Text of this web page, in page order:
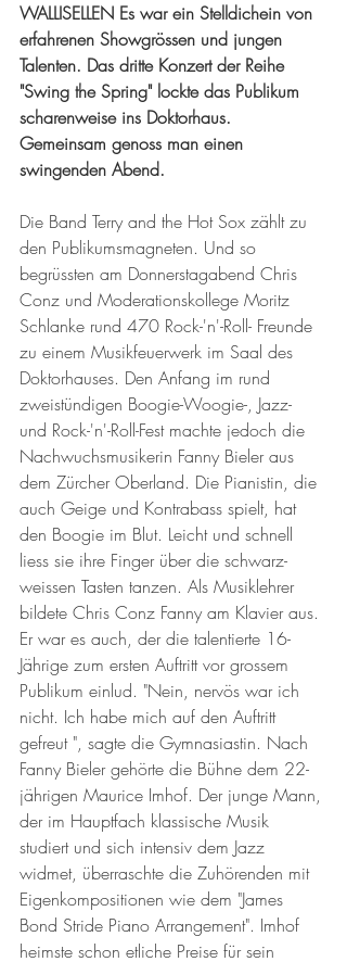
WALLISELLEN Es war ein Stelldichein von
erfahrenen Showgrössen und jungen
Talenten. Das dritte Konzert der Reihe
"Swing the Spring" lockte das Publikum
scharenweise ins Doktorhaus.
Gemeinsam genoss man einen
swingenden Abend.
Die Band Terry and the Hot Sox zählt zu
den Publikumsmagneten. Und so
begrüssten am Donnerstagabend Chris
Conz und Moderationskollege Moritz
Schlanke rund 470 Rock-'n'-Roll- Freunde
zu einem Musikfeuerwerk im Saal des
Doktorhauses. Den Anfang im rund
zweistündigen Boogie-Woogie-, Jazz-
und Rock-'n'-Roll-Fest machte jedoch die
Nachwuchsmusikerin Fanny Bieler aus
dem Zürcher Oberland. Die Pianistin, die
auch Geige und Kontrabass spielt, hat
den Boogie im Blut. Leicht und schnell
liess sie ihre Finger über die schwarz-
weissen Tasten tanzen. Als Musiklehrer
bildete Chris Conz Fanny am Klavier aus.
Er war es auch, der die talentierte 16-
Jährige zum ersten Auftritt vor grossem
Publikum einlud. "Nein, nervös war ich
nicht. Ich habe mich auf den Auftritt
gefreut ", sagte die Gymnasiastin. Nach
Fanny Bieler gehörte die Bühne dem 22-
jährigen Maurice Imhof. Der junge Mann,
der im Hauptfach klassische Musik
studiert und sich intensiv dem Jazz
widmet, überraschte die Zuhörenden mit
Eigenkompositionen wie dem "James
Bond Stride Piano Arrangement". Imhof
heimste schon etliche Preise für sein